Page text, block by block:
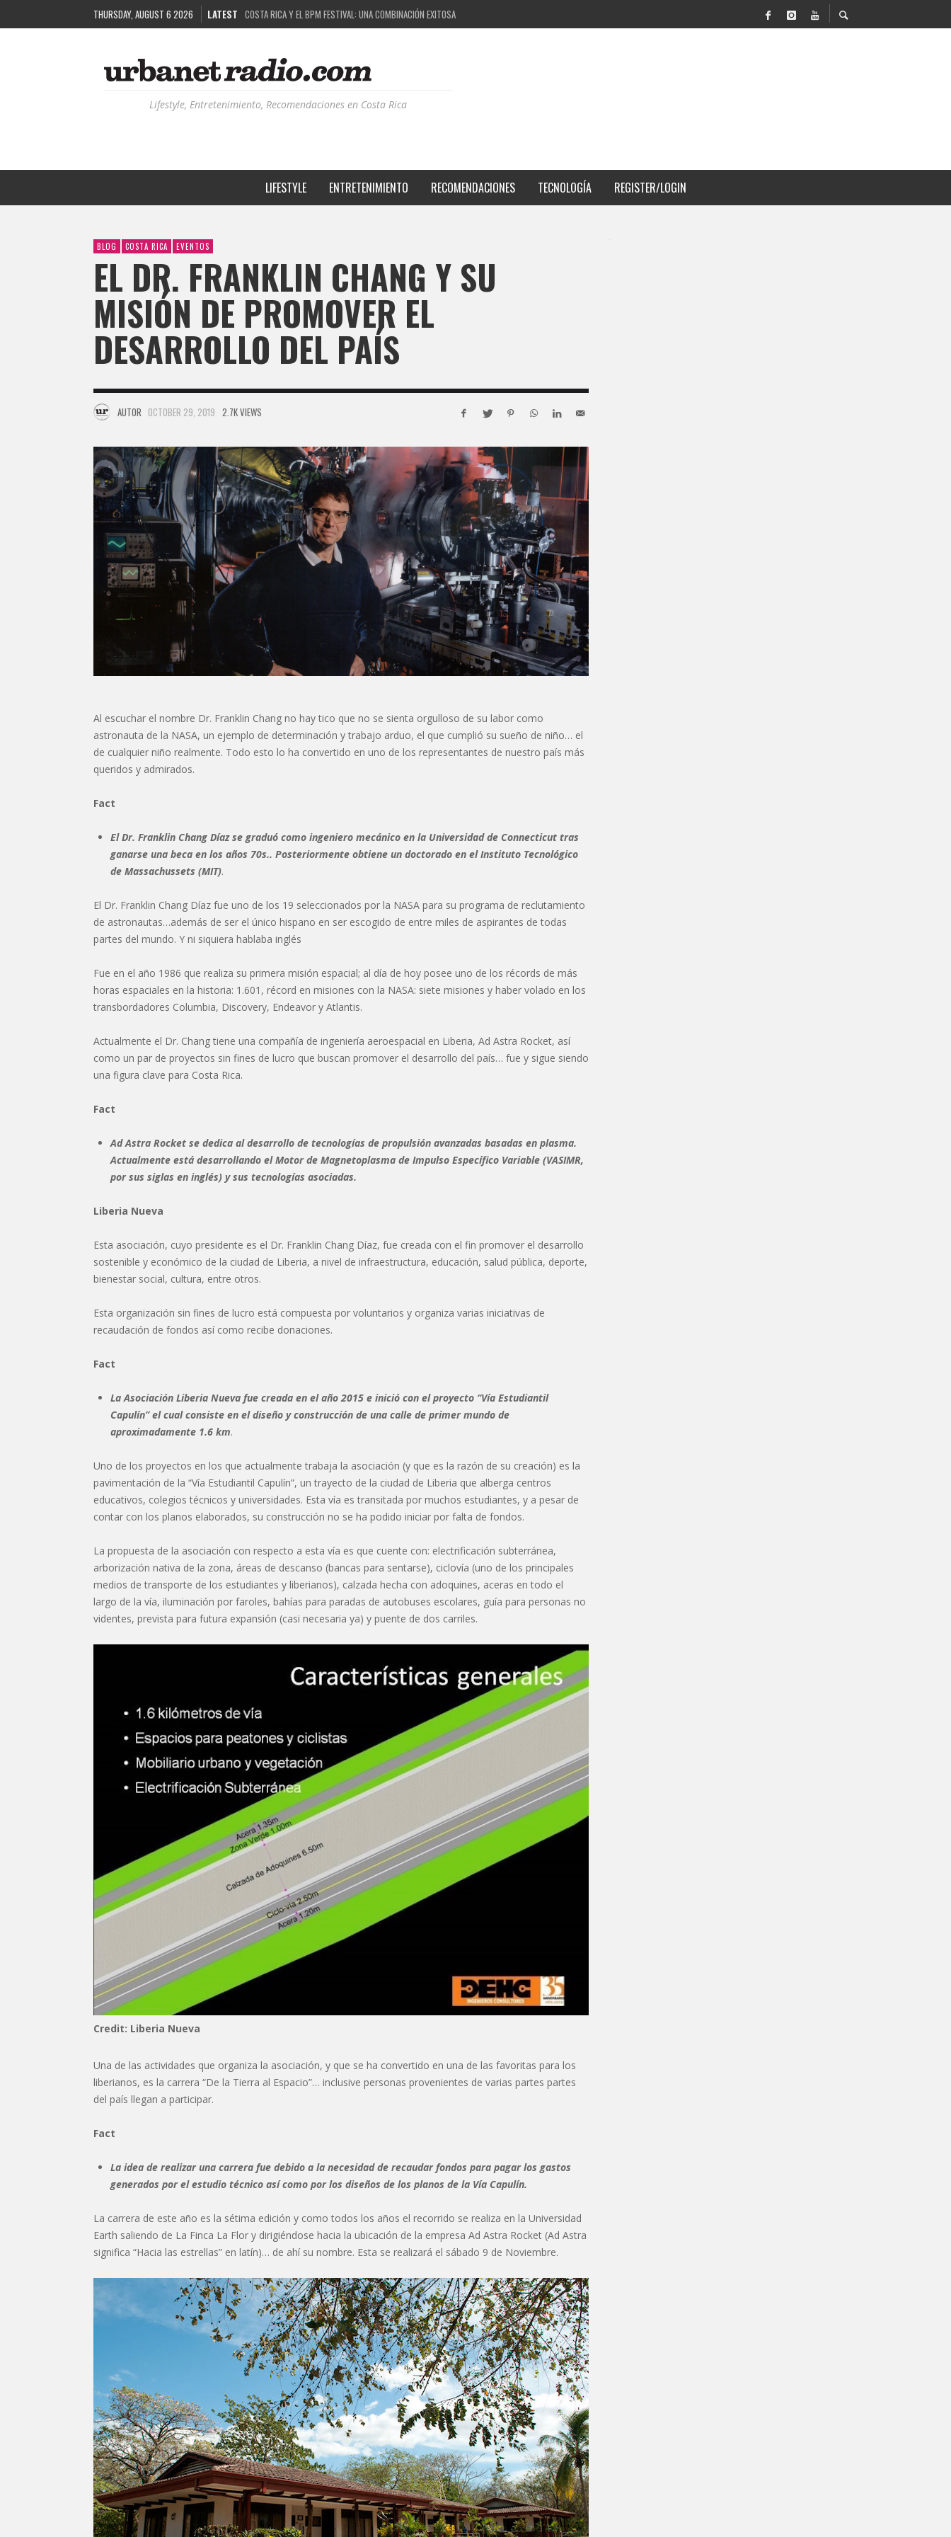
THURSDAY, AUGUST 6 2026 LATEST COSTA RICA Y EL BPM FESTIVAL: UNA COMBINACIÓN EXITOSA
RUTAS NATURBANAS: EL PROYECTO QUE ESTÁ TRANSFORMANDO LA CALIDAD DE VIDA DEL TRANSEÚNTE TICO CON MOVILIDAD Y PAISAJISMO
RECORDANDO LA EXPERIENCIA BPM: UN REVIEW DE LA PRIMERA EDICIÓN QUE TRAJO EL TALENTO DE MÁS DE 100 DJS A COSTA RICA
Lifestyle, Entretenimiento, Recomendaciones en Costa Rica
LIFESTYLE ENTRETENIMIENTO RECOMENDACIONES TECNOLOGÍA REGISTER/LOGIN
BLOG COSTA RICA EVENTOS
EL DR. FRANKLIN CHANG Y SU
MISIÓN DE PROMOVER EL
DESARROLLO DEL PAÍS
AUTOR OCTOBER 29, 2019 2.7K VIEWS
Al escuchar el nombre Dr. Franklin Chang no hay tico que no se sienta orgulloso de su labor como
astronauta de la NASA, un ejemplo de determinación y trabajo arduo, el que cumplió su sueño de niño… el
de cualquier niño realmente. Todo esto lo ha convertido en uno de los representantes de nuestro país más
queridos y admirados.
Fact
El Dr. Franklin Chang Díaz se graduó como ingeniero mecánico en la Universidad de Connecticut tras
ganarse una beca en los años 70s.. Posteriormente obtiene un doctorado en el Instituto Tecnológico
de Massachussets (MIT).
El Dr. Franklin Chang Díaz fue uno de los 19 seleccionados por la NASA para su programa de reclutamiento
de astronautas…además de ser el único hispano en ser escogido de entre miles de aspirantes de todas
partes del mundo. Y ni siquiera hablaba inglés
Fue en el año 1986 que realiza su primera misión espacial; al día de hoy posee uno de los récords de más
horas espaciales en la historia: 1.601, récord en misiones con la NASA: siete misiones y haber volado en los
transbordadores Columbia, Discovery, Endeavor y Atlantis.
Actualmente el Dr. Chang tiene una compañía de ingeniería aeroespacial en Liberia, Ad Astra Rocket, así
como un par de proyectos sin fines de lucro que buscan promover el desarrollo del país… fue y sigue siendo
una figura clave para Costa Rica.
Fact
Ad Astra Rocket se dedica al desarrollo de tecnologías de propulsión avanzadas basadas en plasma.
Actualmente está desarrollando el Motor de Magnetoplasma de Impulso Específico Variable (VASIMR,
por sus siglas en inglés) y sus tecnologías asociadas.
Liberia Nueva
Esta asociación, cuyo presidente es el Dr. Franklin Chang Díaz, fue creada con el fin promover el desarrollo
sostenible y económico de la ciudad de Liberia, a nivel de infraestructura, educación, salud pública, deporte,
bienestar social, cultura, entre otros.
Esta organización sin fines de lucro está compuesta por voluntarios y organiza varias iniciativas de
recaudación de fondos así como recibe donaciones.
Fact
La Asociación Liberia Nueva fue creada en el año 2015 e inició con el proyecto “Vía Estudiantil
Capulín” el cual consiste en el diseño y construcción de una calle de primer mundo de
aproximadamente 1.6 km.
Uno de los proyectos en los que actualmente trabaja la asociación (y que es la razón de su creación) es la
pavimentación de la “Vía Estudiantil Capulín”, un trayecto de la ciudad de Liberia que alberga centros
educativos, colegios técnicos y universidades. Esta vía es transitada por muchos estudiantes, y a pesar de
contar con los planos elaborados, su construcción no se ha podido iniciar por falta de fondos.
La propuesta de la asociación con respecto a esta vía es que cuente con: electrificación subterránea,
arborización nativa de la zona, áreas de descanso (bancas para sentarse), ciclovía (uno de los principales
medios de transporte de los estudiantes y liberianos), calzada hecha con adoquines, aceras en todo el
largo de la vía, iluminación por faroles, bahías para paradas de autobuses escolares, guía para personas no
videntes, prevista para futura expansión (casi necesaria ya) y puente de dos carriles.
Credit: Liberia Nueva
Una de las actividades que organiza la asociación, y que se ha convertido en una de las favoritas para los
liberianos, es la carrera “De la Tierra al Espacio”… inclusive personas provenientes de varias partes partes
del país llegan a participar.
Fact
La idea de realizar una carrera fue debido a la necesidad de recaudar fondos para pagar los gastos
generados por el estudio técnico así como por los diseños de los planos de la Vía Capulín.
La carrera de este año es la sétima edición y como todos los años el recorrido se realiza en la Universidad
Earth saliendo de La Finca La Flor y dirigiéndose hacia la ubicación de la empresa Ad Astra Rocket (Ad Astra
significa “Hacia las estrellas” en latín)… de ahí su nombre. Esta se realizará el sábado 9 de Noviembre.